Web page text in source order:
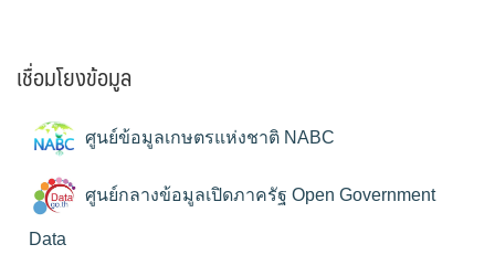
เชื่อมโยงข้อมูล
ศูนย์ข้อมูลเกษตรแห่งชาติ NABC
ศูนย์กลางข้อมูลเปิดภาครัฐ Open Government
Data